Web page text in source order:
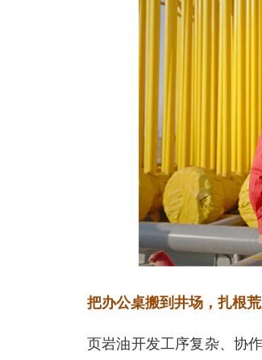
把办公桌搬到井场，扎根
页岩油开发工序复杂、协